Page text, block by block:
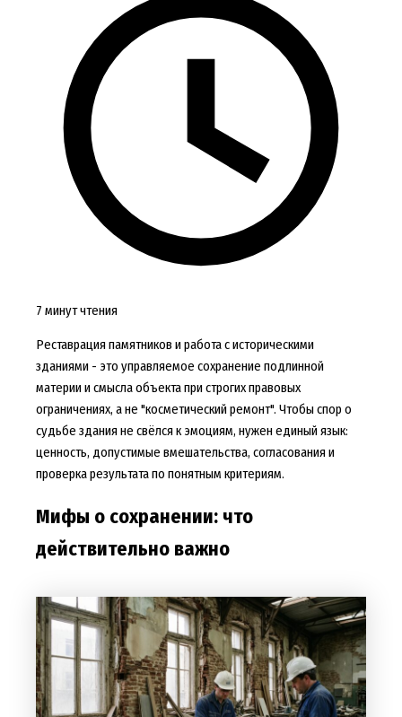
7 минут чтения
Реставрация памятников и работа с историческими
зданиями - это управляемое сохранение подлинной
материи и смысла объекта при строгих правовых
ограничениях, а не "косметический ремонт". Чтобы спор о
судьбе здания не свёлся к эмоциям, нужен единый язык:
ценность, допустимые вмешательства, согласования и
проверка результата по понятным критериям.
Мифы о сохранении: что
действительно важно